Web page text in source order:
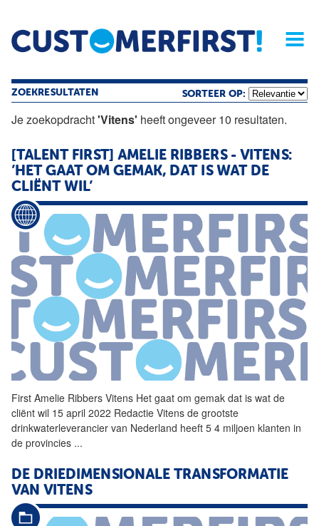
Home Opinie Archief
Magazine
ZOEKRESULTATEN SORTEER OP:
Je zoekopdracht'Vitens' heeft ongeveer 10 resultaten.
[TALENT FIRST] AMELIE RIBBERS - VITENS:
’HET GAAT OM GEMAK, DAT IS WAT DE
CLIËNT WIL’
First Amelie Ribbers Vitens Het gaat om gemak dat is wat de
cliënt wil 15 april 2022 Redactie Vitens de grootste
drinkwaterleverancier van Nederland heeft 5 4 miljoen klanten in
de provincies ...
DE DRIEDIMENSIONALE TRANSFORMATIE
VAN VITENS